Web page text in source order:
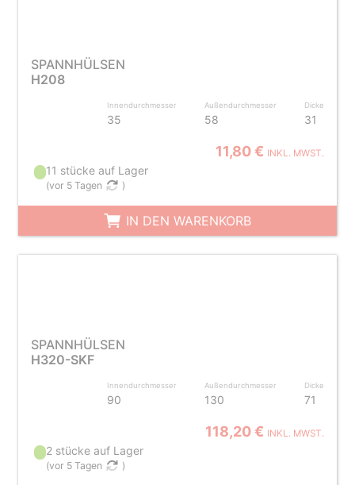
SPANNHÜLSEN
H208
Innendurchmesser
35
Außendurchmesser
58
Dicke
31
11,80 € INKL. MWST.
11 stücke auf Lager
(vor 5 Tagen )
IN DEN WARENKORB
SPANNHÜLSEN
H320-SKF
Innendurchmesser
90
Außendurchmesser
130
Dicke
71
118,20 € INKL. MWST.
2 stücke auf Lager
(vor 5 Tagen )